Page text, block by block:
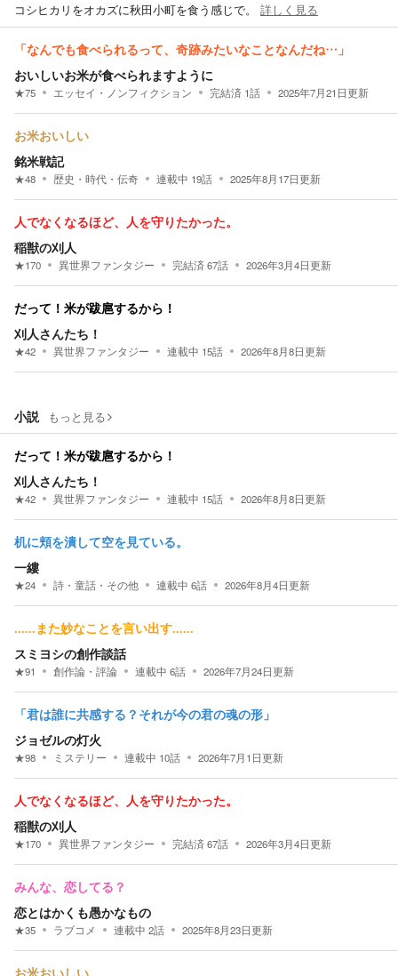
コシヒカリをオカズに秋田小町を食う感じで。 詳しく見る
「なんでも食べられるって、奇跡みたいなことなんだね…」
おいしいお米が食べられますように
★75 エッセイ・ノンフィクション 完結済 1話 2025年7月21日更新
お米おいしい
銘米戦記
★48 歴史・時代・伝奇 連載中 19話 2025年8月17日更新
人でなくなるほど、人を守りたかった。
稲獣の刈人
★170 異世界ファンタジー 完結済67話 2026年3月4日更新
だって！米が跋扈するから！
刈人さんたち！
★42 異世界ファンタジー 連載中 15話 2026年8月8日更新
小説 もっと見る
だって！米が跋扈するから！
刈人さんたち！
★42 異世界ファンタジー 連載中 15話 2026年8月8日更新
机に頬を潰して空を見ている。
一縷
★24 詩・童話・その他 連載中 6話 2026年8月4日更新
......また妙なことを言い出す......
スミヨシの創作談話
★91 創作論・評論 連載中 6話 2026年7月24日更新
「君は誰に共感する？それが今の君の魂の形」
ジョゼルの灯火
★98 ミステリー 連載中 10話 2026年7月1日更新
人でなくなるほど、人を守りたかった。
稲獣の刈人
★170 異世界ファンタジー 完結済67話 2026年3月4日更新
みんな、恋してる？
恋とはかくも愚かなもの
★35 ラブコメ 連載中 2話 2025年8月23日更新